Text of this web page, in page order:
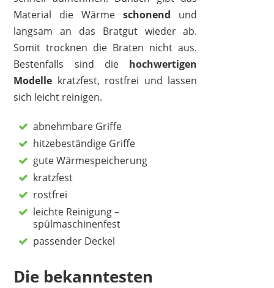
Material die Wärmeschonend und
langsam an das Bratgut wieder ab.
Somit trocknen die Braten nicht aus.
Bestenfalls sind die hochwertigen
Modelle kratzfest, rostfrei und lassen
sich leicht reinigen.
abnehmbare Griffe
hitzebeständige Griffe
gute Wärmespeicherung
kratzfest
rostfrei
leichte Reinigung –
spülmaschinenfest
passender Deckel
Die bekanntesten